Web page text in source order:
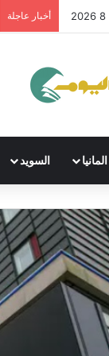
أخبار عاجلة
المانيا السويد